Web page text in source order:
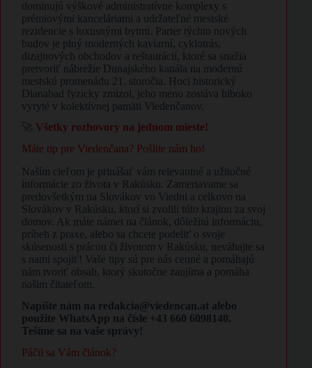
dominujú výškové administratívne komplexy s
prémiovými kanceláriami a udržateľné mestské
rezidencie s luxusnými bytmi. Parter týchto nových
budov je plný moderných kaviarní, cyklotrás,
dizajnových obchodov a reštaurácií, ktoré sa snažia
pretvoriť nábrežie Dunajského kanála na modernú
mestskú promenádu 21. storočia. Hoci historický
Dianabad fyzicky zmizol, jeho meno zostáva hlboko
vyryté v kolektívnej pamäti Viedenčanov.
🚀 Všetky rozhovory na jednom mieste!
Máte tip pre Viedenčana? Pošlite nám ho!
Naším cieľom je prinášať vám relevantné a užitočné
informácie zo života v Rakúsku. Zameriavame sa
predovšetkým na Slovákov vo Viedni a celkovo na
Slovákov v Rakúsku, ktorí si zvolili túto krajinu za svoj
domov. Ak máte námet na článok, dôležitú informáciu,
príbeh z praxe, alebo sa chcete podeliť o svoje
skúsenosti s prácou či životom v Rakúsku, neváhajte sa
s nami spojiť! Vaše tipy sú pre nás cenné a pomáhajú
nám tvoriť obsah, ktorý skutočne zaujíma a pomáha
našim čitateľom.
Napíšte nám na redakcia@viedencan.at alebo
použite WhatsApp na čísle +43 660 6098140.
Tešíme sa na vaše správy!
Páčil sa Vám článok?